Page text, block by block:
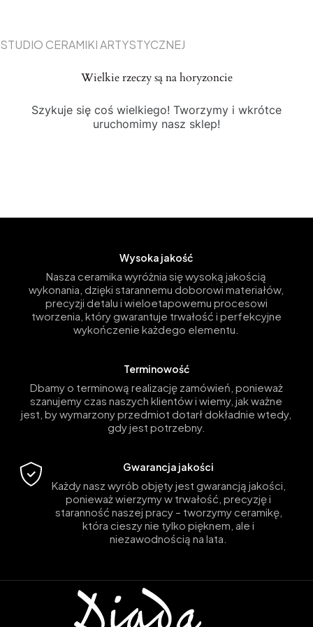
STUDIO CERAMIKI ARTYSTYCZNEJ
Wielkie rzeczy są na horyzoncie
Szykuje się coś wielkiego! Tworzymy i wkrótce
uruchomimy nasz sklep!
Wysoka jakość
Nasza ceramika wyróżnia się wysoką jakością
wykonania, dzięki starannemu doborowi materiałów,
precyzji detalu i wieloetapowemu procesowi
tworzenia, który gwarantuje trwałość i perfekcyjne
wykończenie każdego elementu.
Terminowość
Dbamy o terminową realizację zamówień, ponieważ
szanujemy czas naszych klientów i wiemy, jak ważne
jest, by wymarzony przedmiot dotarł dokładnie wtedy,
gdy jest potrzebny.
Gwarancja jakości
Każdy nasz wyrób objęty jest gwarancją jakości,
ponieważ wierzymy w trwałość, precyzję i
staranność naszej pracy – tworzymy ceramikę,
która cieszy nie tylko pięknem, ale i
niezawodnością na lata.